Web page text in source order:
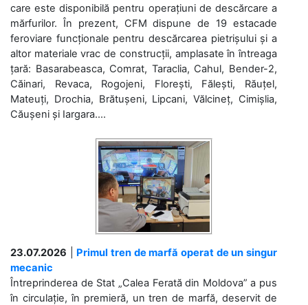
care este disponibilă pentru operațiuni de descărcare a
mărfurilor. În prezent, CFM dispune de 19 estacade
feroviare funcționale pentru descărcarea pietrișului și a
altor materiale vrac de construcții, amplasate în întreaga
țară: Basarabeasca, Comrat, Taraclia, Cahul, Bender-2,
Căinari, Revaca, Rogojeni, Florești, Fălești, Răuțel,
Mateuți, Drochia, Brătușeni, Lipcani, Vălcineț, Cimișlia,
Căușeni și Iargara....
23.07.2026
Primul tren de marfă operat de un singur
mecanic
Întreprinderea de Stat „Calea Ferată din Moldova” a pus
în circulație, în premieră, un tren de marfă, deservit de